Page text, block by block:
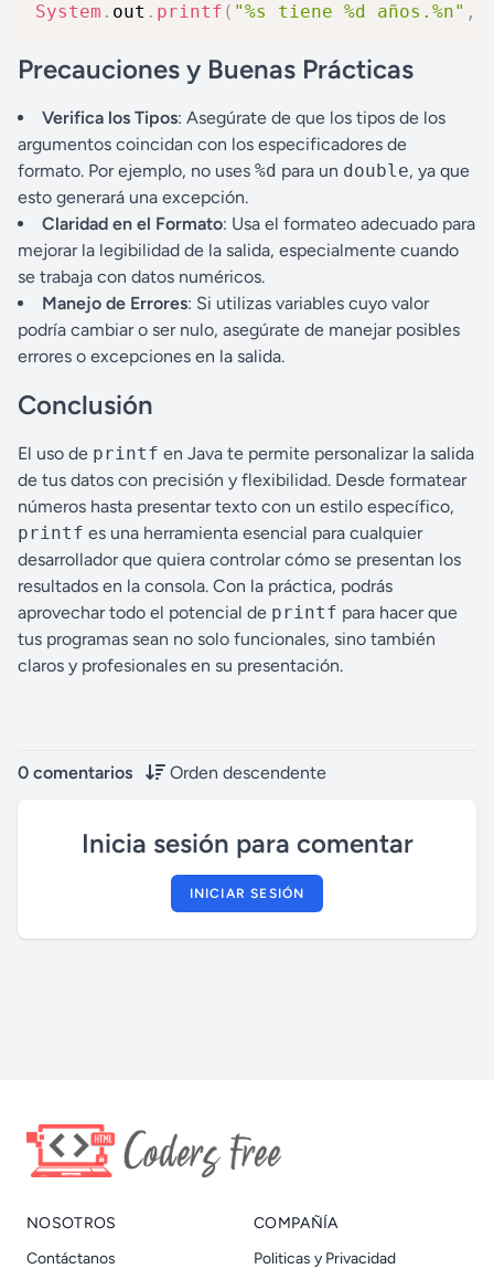
System . out . printf ( "%s tiene %d años.%n" ,
Precauciones y Buenas Prácticas
Verifica los Tipos: Asegúrate de que los tipos de los
argumentos coincidan con los especificadores de
formato. Por ejemplo, no uses %d para un double, ya que
esto generará una excepción.
Claridad en el Formato: Usa el formateo adecuado para
mejorar la legibilidad de la salida, especialmente cuando
se trabaja con datos numéricos.
Manejo de Errores: Si utilizas variables cuyo valor
podría cambiar o ser nulo, asegúrate de manejar posibles
errores o excepciones en la salida.
Conclusión
El uso de printf en Java te permite personalizar la salida
de tus datos con precisión y flexibilidad. Desde formatear
números hasta presentar texto con un estilo específico,
printf es una herramienta esencial para cualquier
desarrollador que quiera controlar cómo se presentan los
resultados en la consola. Con la práctica, podrás
aprovechar todo el potencial de printf para hacer que
tus programas sean no solo funcionales, sino también
claros y profesionales en su presentación.
0 comentarios Orden descendente
Inicia sesión para comentar
INICIAR SESIÓN
NOSOTROS
Contáctanos
COMPAÑÍA
Politicas y Privacidad